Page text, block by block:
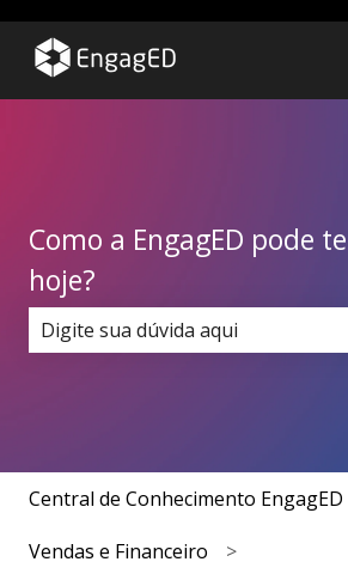
Como a EngagED pode
hoje?
Central de Conhecimento EngagED
Vendas e Financeiro